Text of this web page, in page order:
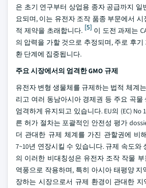
은 초기 연구부터 상업용 종자 공급까지 일
요되며, 이는 유전자 조작 품종 부문에서
적 제약을 초래합니다. [5]이 도전 과제는
의 압력을 가할 것으로 추정되며, 주로 후기
환 단계에 집중됩니다.
주요 시장에서의 엄격한 GMO 규제
유전자 변형 생물체를 규제하는 법적 체계
리고 여러 동남아시아 경제권 등 주요 곡물
엄격하게 유지되고 있습니다. EU의 (EC) No
른 허가 절차는 포괄적인 안전성 평가
더 관대한 규제 체계를 가진 관할권에 비
7~10년 연장시킬 수 있습니다. 규제 속도와
의 이러한 비대칭성은 유전자 조작 작물
역풍으로 작용하며, 특히 아시아 태평양 지
장하는 시장으로서 규제 환경이 관대한 지